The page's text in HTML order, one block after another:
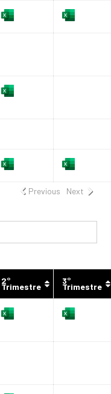
Previous Next
2°
Trimestre
3°
Trimestre